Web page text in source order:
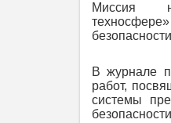
Миссия
В журнале
работ,
системы